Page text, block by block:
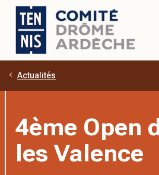
Aller au contenu principal
Actualités
4ème Open
les Valence